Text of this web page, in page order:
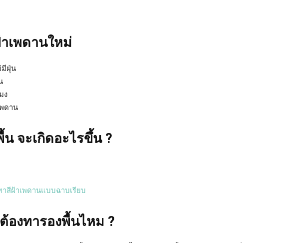
เพดานใหม่
มีฝุ่น
ง
ดาน
จะเกิดอะไรขึ้น ?
าสีฝ้าเพดานแบบฉาบเรียบ
องทารองพื้นไหม ?